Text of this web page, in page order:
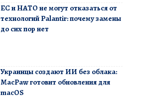
ЕС и НАТО не могут отказаться от
технологий Palantir: почему замены
до сих пор нет
Украинцы создают ИИ без облака:
MacPaw готовит обновления для
macOS